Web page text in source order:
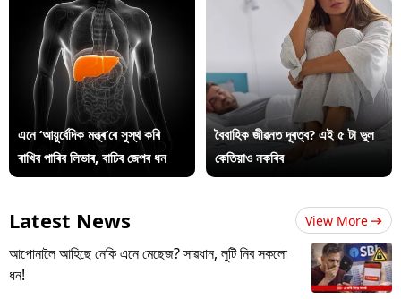
এনে ‘আয়ুৰ্বেদিক মন্ত্ৰ’ৰে সুস্থ কৰি
ৰাখিব পাৰিব লিভাৰ, বাচিব জেপৰ ধন
বৈবাহিক জীৱনত দূৰত্ব? এই ৫ টা ভুল
কেতিয়াও নকৰিব
Latest News View More
আপোনালৈ আহিছে নেকি এনে মেছেজ? সাৱধান, লুটি নিব সকলো
ধন!